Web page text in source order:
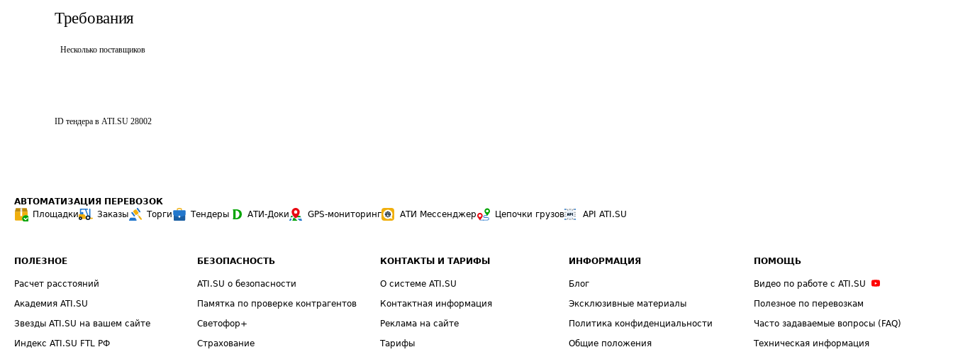
Требования
Несколько поставщиков
ID тендера в ATI.SU 28002
АВТОМАТИЗАЦИЯ ПЕРЕВОЗОК
Площадки
Заказы Торги Тендеры АТИ-Доки GPS-мониторинг АТИ Мессенджер Цепочки грузов API ATI.SU
ПОЛЕЗНОЕ
Расчет расстояний
Академия ATI.SU
Звезды ATI.SU на вашем сайте
Индекс ATI.SU FTL РФ
БЕЗОПАСНОСТЬ
ATI.SU о безопасности
Памятка по проверке контрагентов
Светофор+
Страхование
КОНТАКТЫ И ТАРИФЫ
О системе ATI.SU
Контактная информация
Реклама на сайте
Тарифы
ИНФОРМАЦИЯ
Блог
Эксклюзивные материалы
Политика конфиденциальности
Общие положения
ПОМОЩЬ
Видео по работе с ATI.SU
Полезное по перевозкам
Часто задаваемые вопросы (FAQ)
Техническая информация